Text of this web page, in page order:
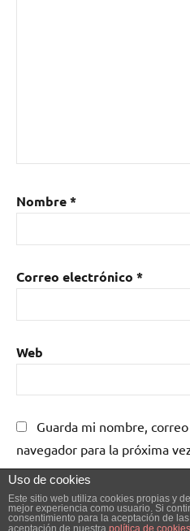
Nombre*
Correo electrónico *
Web
Guarda mi nombre,
navegador para la próxima
Uso de cookies
Este sitio web utiliza cookies propias y
mejor experiencia como usuario. Si
consentimiento para la aceptación de
aceptación de nuestra política de cookies